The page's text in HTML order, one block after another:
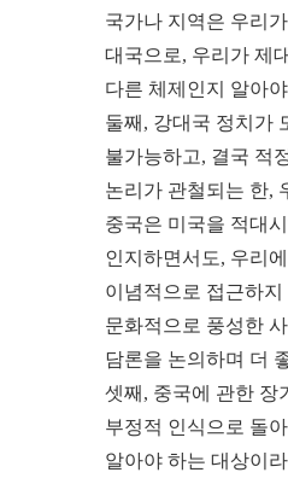
국가나 지역은 우리
대국으로, 우리가 제
다른 체제인지 알아
둘째, 강대국 정치가
불가능하고, 결국 적
논리가 관철되는 한,
중국은 미국을 적대
인지하면서도, 우리
이념적으로 접근하
문화적으로 풍성한
담론을 논의하며 더
셋째, 중국에 관한 장
부정적 인식으로 돌
알아야 하는 대상이